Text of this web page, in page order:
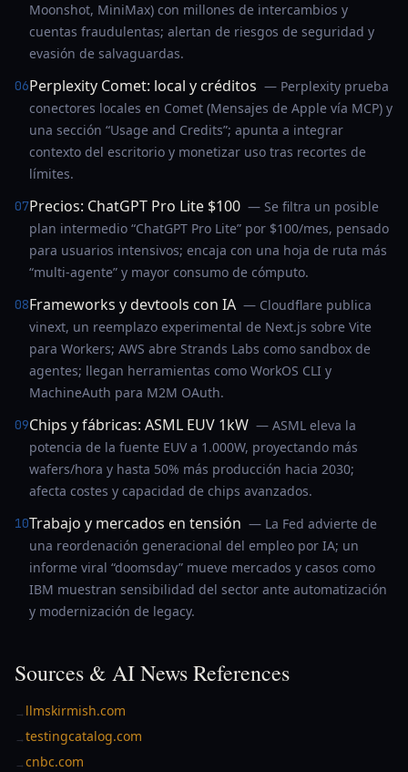
Moonshot, MiniMax) con millones de intercambios y
cuentas fraudulentas; alertan de riesgos de seguridad y
evasión de salvaguardas.
06Perplexity Comet: local y créditos — Perplexity prueba
conectores locales en Comet (Mensajes de Apple vía MCP) y
una sección “Usage and Credits”; apunta a integrar
contexto del escritorio y monetizar uso tras recortes de
límites.
07Precios: ChatGPT Pro Lite $100 — Se filtra un posible
plan intermedio “ChatGPT Pro Lite” por $100/mes, pensado
para usuarios intensivos; encaja con una hoja de ruta más
“multi-agente” y mayor consumo de cómputo.
08Frameworks y devtools con IA — Cloudflare publica
vinext, un reemplazo experimental de Next.js sobre Vite
para Workers; AWS abre Strands Labs como sandbox de
agentes; llegan herramientas como WorkOS CLI y
MachineAuth para M2M OAuth.
09Chips y fábricas: ASML EUV 1kW — ASML eleva la
potencia de la fuente EUV a 1.000W, proyectando más
wafers/hora y hasta 50% más producción hacia 2030;
afecta costes y capacidad de chips avanzados.
10Trabajo y mercados en tensión — La Fed advierte de
una reordenación generacional del empleo por IA; un
informe viral “doomsday” mueve mercados y casos como
IBM muestran sensibilidad del sector ante automatización
y modernización de legacy.
Sources & AI News References
→ llmskirmish.com
→testingcatalog.com
→cnbc.com